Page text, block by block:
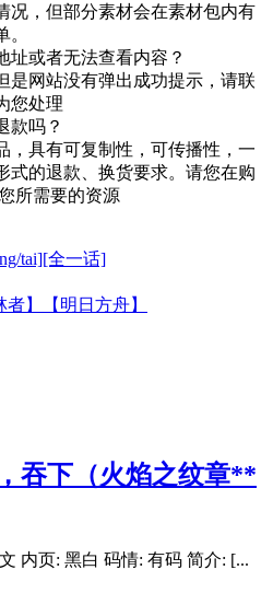
况，但部分素材会在素材包内有
址或者无法查看内容？
是网站没有弹出成功提示，请联
您处理
款吗？
，具有可复制性，可传播性，一
式的退款、换货要求。请您在购
所需要的资源
tai][全一话]
者】【明日方舟】
吞下（火焰之纹章**
内页: 黑白 码情: 有码 简介: [...